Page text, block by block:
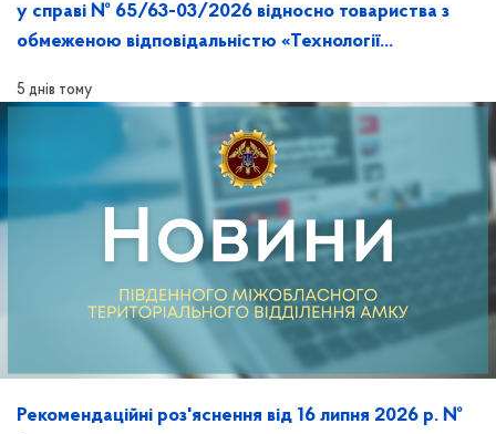
у справі № 65/63-03/2026 відносно товариства з
обмеженою відповідальністю «Технології
5 днів тому
Рекомендаційні роз'яснення від 16 липня 2026 р. №